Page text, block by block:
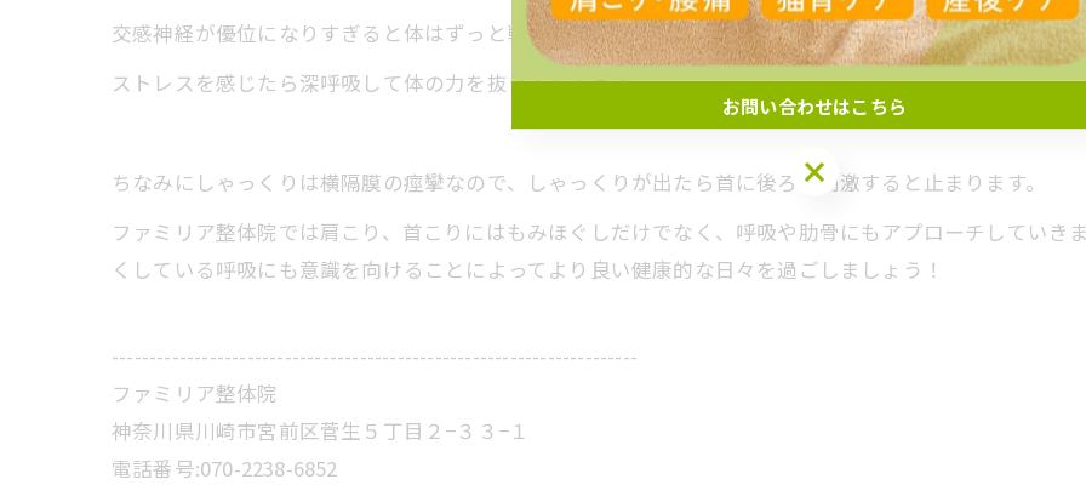
交感神経が優位になりすぎると体はずっと戦闘状態で力が抜けません。深呼吸や趣味などの時間をもち
ストレスを感じたら深呼吸して体の力を抜きましょう！
ちなみにしゃっくりは横隔膜の痙攣なので、しゃっくりが出たら首に後ろを刺激すると止まります。
ファミリア整体院では肩こり、首こりにはもみほぐしだけでなく、呼吸や肋骨にもアプローチしていき
くしている呼吸にも意識を向けることによってより良い健康的な日々を過ごしましょう！
----------------------------------------------------------------------
ファミリア整体院
神奈川県川崎市宮前区菅生５丁目２−３３−１
電話番号:070-2238-6852
お問い合わせはこちら